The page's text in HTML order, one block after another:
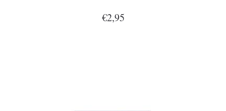
€2,95